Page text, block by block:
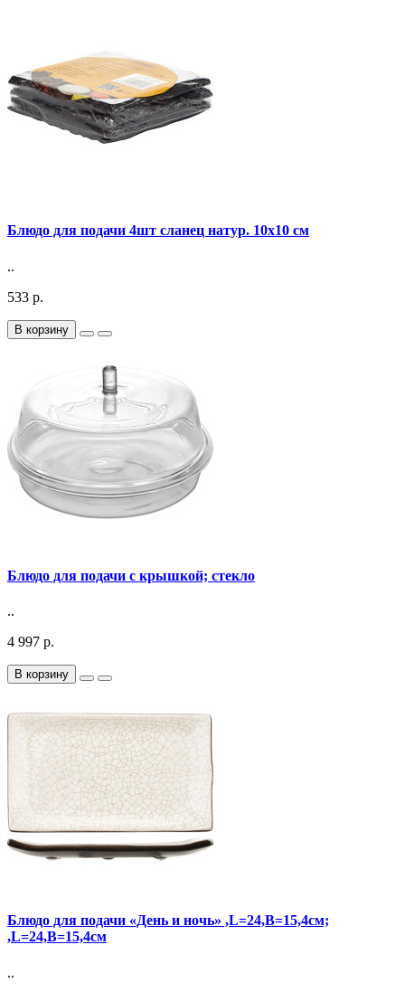
Блюдо для подачи 4шт сланец натур. 10х10 см
..
533 р.
В корзину
Блюдо для подачи c крышкой; стекло
..
4 997 р.
В корзину
Блюдо для подачи «День и ночь» ,L=24,B=15,4см;
,L=24,B=15,4см
..